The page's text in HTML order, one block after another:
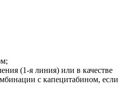
(1-я линия) или в качестве
с капецитабином, если